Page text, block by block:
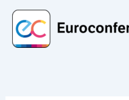
contenuto